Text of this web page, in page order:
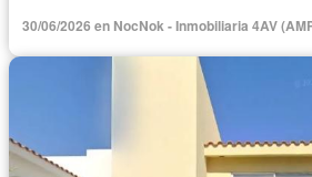
30/06/2026 en NocNok - Inmobiliaria 4AV